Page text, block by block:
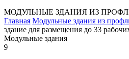
МОДУЛЬНЫЕ ЗДАНИЯ ИЗ
Главная Модульные здания из
здание для размещения до 33
Модульные здания
9